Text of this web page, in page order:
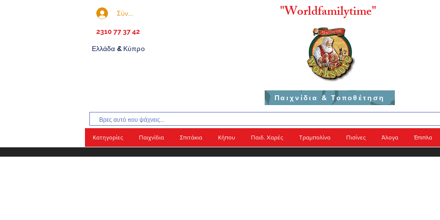
Σύνδεση
2310 77 37 42
Ελλάδα & Κύπρο
"Worldfamilytime"
Παιχνίδια & Τοποθέτηση
Κατηγορίες Παιχνίδια Σπιτάκια Κήπου Παιδ. Χαρές Τραμπολίνα Πισίνες Άλογα Έπιπλα